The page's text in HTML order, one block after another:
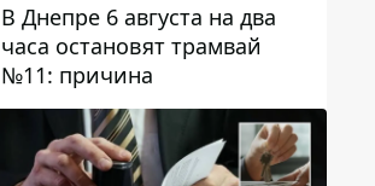
В Днепре 6 августа на два
часа остановят трамвай
№11: причина